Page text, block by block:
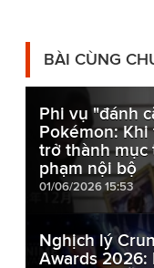
BÀI CÙNG
Phi vụ "đánh
Pokémon:
trở thành mục
phạm nội bộ
01/06/2026 15:53
Nghịch lý
Awards 2026: